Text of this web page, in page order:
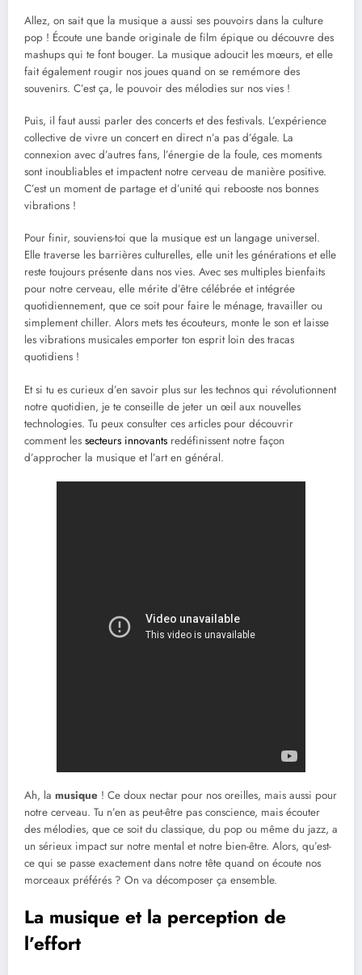
Allez, on sait que la musique a aussi ses pouvoirs dans la culture
pop ! Écoute une bande originale de film épique ou découvre des
mashups qui te font bouger. La musique adoucit les mœurs, et elle
fait également rougir nos joues quand on se remémore des
souvenirs. C’est ça, le pouvoir des mélodies sur nos vies !
Puis, il faut aussi parler des concerts et des festivals. L’expérience
collective de vivre un concert en direct n’a pas d’égale. La
connexion avec d’autres fans, l’énergie de la foule, ces moments
sont inoubliables et impactent notre cerveau de manière positive.
C’est un moment de partage et d’unité qui rebooste nos bonnes
vibrations !
Pour finir, souviens-toi que la musique est un langage universel.
Elle traverse les barrières culturelles, elle unit les générations et elle
reste toujours présente dans nos vies. Avec ses multiples bienfaits
pour notre cerveau, elle mérite d’être célébrée et intégrée
quotidiennement, que ce soit pour faire le ménage, travailler ou
simplement chiller. Alors mets tes écouteurs, monte le son et laisse
les vibrations musicales emporter ton esprit loin des tracas
quotidiens !
Et si tu es curieux d’en savoir plus sur les technos qui révolutionnent
notre quotidien, je te conseille de jeter un œil aux nouvelles
technologies. Tu peux consulter ces articles pour découvrir
comment les secteurs innovants redéfinissent notre façon
d’approcher la musique et l’art en général.
Ah, la musique ! Ce doux nectar pour nos oreilles, mais aussi pour
notre cerveau. Tu n’en as peut-être pas conscience, mais écouter
des mélodies, que ce soit du classique, du pop ou même du jazz, a
un sérieux impact sur notre mental et notre bien-être. Alors, qu’est-
ce qui se passe exactement dans notre tête quand on écoute nos
morceaux préférés ? On va décomposer ça ensemble.
La musique et la perception de
l’effort